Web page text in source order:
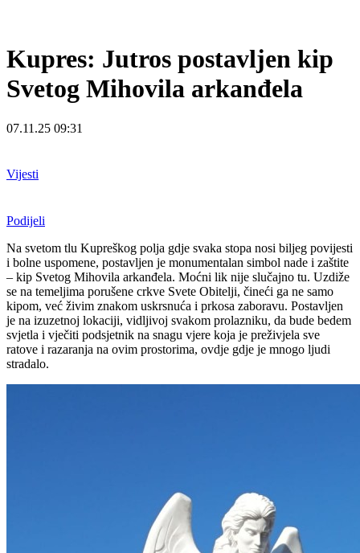
Kupres: Jutros postavljen kip
Svetog Mihovila arkanđela
07.11.25 09:31
Vijesti
Podijeli
Na svetom tlu Kupreškog polja gdje svaka stopa nosi biljeg povijesti
i bolne uspomene, postavljen je monumentalan simbol nade i zaštite
– kip Svetog Mihovila arkanđela. Moćni lik nije slučajno tu. Uzdiže
se na temeljima porušene crkve Svete Obitelji, čineći ga ne samo
kipom, već živim znakom uskrsnuća i prkosa zaboravu. Postavljen
je na izuzetnoj lokaciji, vidljivoj svakom prolazniku, da bude bedem
svjetla i vječiti podsjetnik na snagu vjere koja je preživjela sve
ratove i razaranja na ovim prostorima, ovdje gdje je mnogo ljudi
stradalo.